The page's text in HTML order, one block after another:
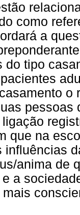
como
a
do tipo
que na
influências
anima de
a